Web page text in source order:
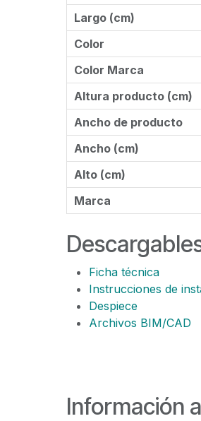
Largo (cm)
Color
Color Marca
Altura producto (cm)
Ancho de producto
Ancho (cm)
Alto (cm)
Marca
Ficha técnica
Instrucciones de
Despiece
Archivos BIM/CAD
Información